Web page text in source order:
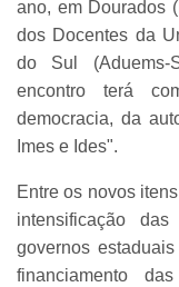
ano, em Dourados
dos Docentes da
do Sul (Aduems-
encontro terá
democracia, da
Imes e Ides".
Entre os novos
intensificação
governos
financiamento